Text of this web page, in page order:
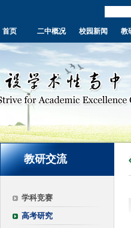
首页 二中概况 校园新闻 教
教研交流
学科竞赛
高考研究